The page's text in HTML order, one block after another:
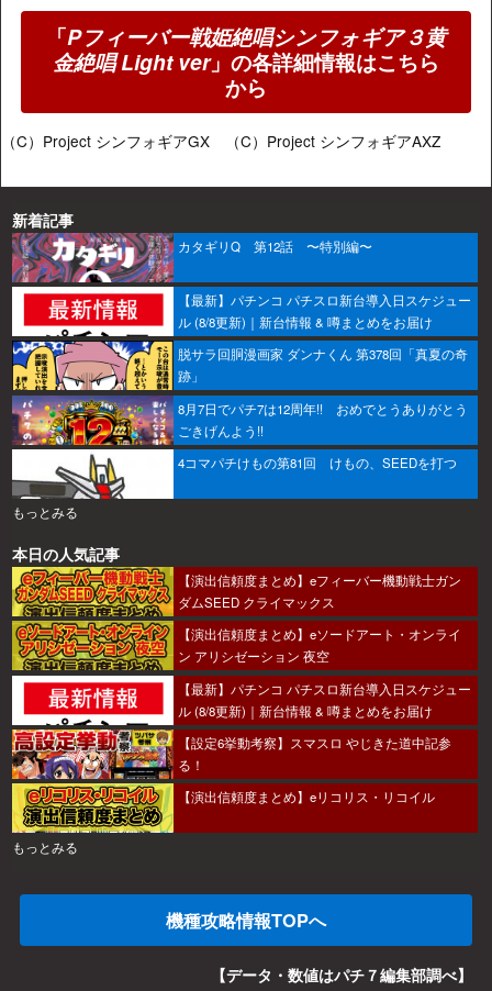
「Pフィーバー戦姫絶唱シンフォギア３黄
金絶唱 Light ver」の各詳細情報はこちら
から
（C）Project シンフォギアGX （C）Project シンフォギアAXZ
新着記事
カタギリQ 第12話 〜特別編〜
【最新】パチンコ パチスロ新台導入日スケジュー
ル (8/8更新)｜新台情報 & 噂まとめをお届け
脱サラ回胴漫画家 ダンナくん 第378回「真夏の奇
跡」
8月7日でパチ7は12周年!! おめでとうありがとう
ごきげんよう!!
4コマパチけもの第81回 けもの、SEEDを打つ
もっとみる
本日の人気記事
【演出信頼度まとめ】eフィーバー機動戦士ガン
ダムSEED クライマックス
【演出信頼度まとめ】eソードアート・オンライ
ン アリシゼーション 夜空
【最新】パチンコ パチスロ新台導入日スケジュー
ル (8/8更新)｜新台情報 & 噂まとめをお届け
【設定6挙動考察】スマスロ やじきた道中記参
る！
【演出信頼度まとめ】eリコリス・リコイル
もっとみる
機種攻略情報TOPへ
【データ・数値はパチ７編集部調べ】